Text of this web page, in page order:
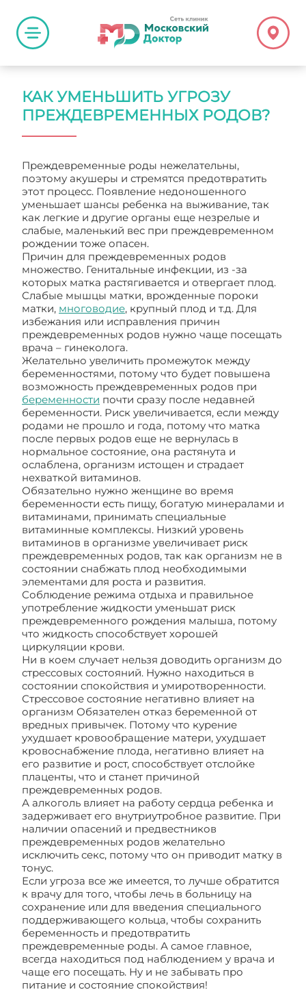
КАК УМЕНЬШИТЬ УГРОЗУ
ПРЕЖДЕВРЕМЕННЫХ РОДОВ?
Преждевременные роды нежелательны,
поэтому акушеры и стремятся предотвратить
этот процесс. Появление недоношенного
уменьшает шансы ребенка на выживание, так
как легкие и другие органы еще незрелые и
слабые, маленький вес при преждевременном
рождении тоже опасен.
Причин для преждевременных родов
множество. Генитальные инфекции, из -за
которых матка растягивается и отвергает плод.
Слабые мышцы матки, врожденные пороки
матки, многоводие, крупный плод и т.д. Для
избежания или исправления причин
преждевременных родов нужно чаще посещать
врача – гинеколога.
Желательно увеличить промежуток между
беременностями, потому что будет повышена
возможность преждевременных родов при
беременности почти сразу после недавней
беременности. Риск увеличивается, если между
родами не прошло и года, потому что матка
после первых родов еще не вернулась в
нормальное состояние, она растянута и
ослаблена, организм истощен и страдает
нехваткой витаминов.
Обязательно нужно женщине во время
беременности есть пищу, богатую минералами и
витаминами, принимать специальные
витаминные комплексы. Низкий уровень
витаминов в организме увеличивает риск
преждевременных родов, так как организм не в
состоянии снабжать плод необходимыми
элементами для роста и развития.
Соблюдение режима отдыха и правильное
употребление жидкости уменьшат риск
преждевременного рождения малыша, потому
что жидкость способствует хорошей
циркуляции крови.
Ни в коем случает нельзя доводить организм до
стрессовых состояний. Нужно находиться в
состоянии спокойствия и умиротворенности.
Стрессовое состояние негативно влияет на
организм Обязателен отказ беременной от
вредных привычек. Потому что курение
ухудшает кровообращение матери, ухудшает
кровоснабжение плода, негативно влияет на
его развитие и рост, способствует отслойке
плаценты, что и станет причиной
преждевременных родов.
А алкоголь влияет на работу сердца ребенка и
задерживает его внутриутробное развитие. При
наличии опасений и предвестников
преждевременных родов желательно
исключить секс, потому что он приводит матку в
тонус.
Если угроза все же имеется, то лучше обратится
к врачу для того, чтобы лечь в больницу на
сохранение или для введения специального
поддерживающего кольца, чтобы сохранить
беременность и предотвратить
преждевременные роды. А самое главное,
всегда находиться под наблюдением у врача и
чаще его посещать. Ну и не забывать про
питание и состояние спокойствия!